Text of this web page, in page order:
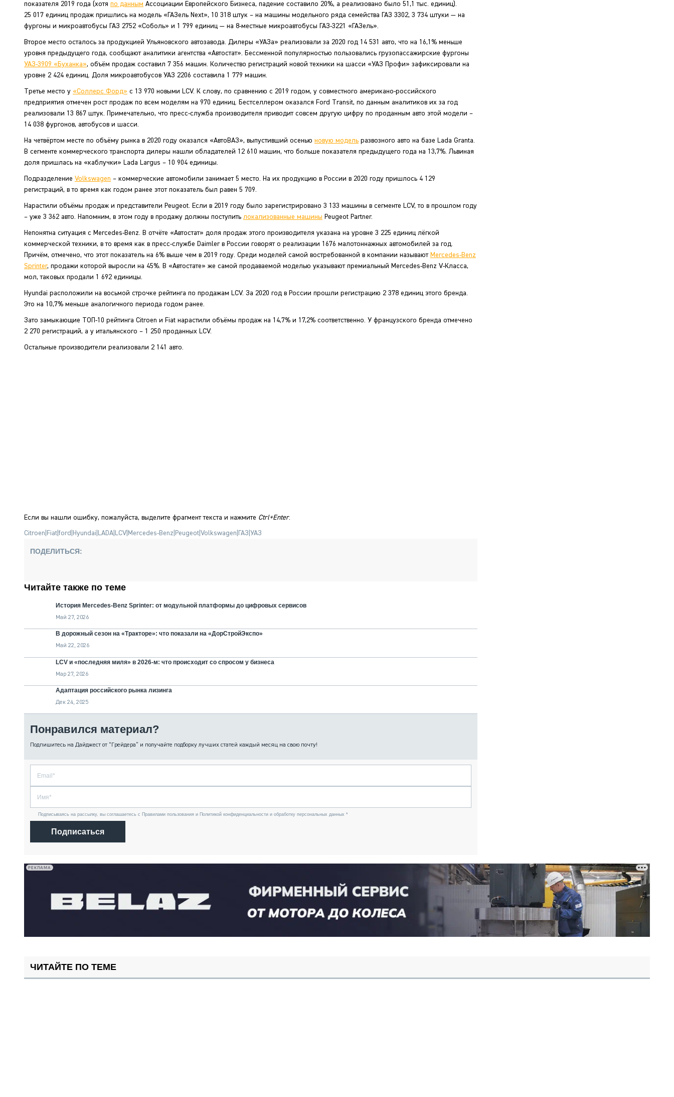
показателя 2019 года (хотя по данным Ассоциации Европейского Бизнеса, падение составило 20%, а реализовано было 51,1 тыс. единиц).
25 017 единиц продаж пришлись на модель «ГАЗель Next», 10 318 штук – на машины модельного ряда семейства ГАЗ 3302, 3 734 штуки — на
фургоны и микроавтобусы ГАЗ 2752 «Соболь» и 1 799 единиц — на 8-местные микроавтобусы ГАЗ-3221 «ГАЗель».
Второе место осталось за продукцией Ульяновского автозавода. Дилеры «УАЗа» реализовали за 2020 год 14 531 авто, что на 16,1% меньше
уровня предыдущего года, сообщают аналитики агентства «Автостат». Бессменной популярностью пользовались грузопассажирские фургоны
УАЗ-3909 «Буханка», объём продаж составил 7 356 машин. Количество регистраций новой техники на шасси «УАЗ Профи» зафиксировали на
уровне 2 424 единиц. Доля микроавтобусов УАЗ 2206 составила 1 779 машин.
Третье место у «Соллерс Форд» с 13 970 новыми LCV. К слову, по сравнению с 2019 годом, у совместного американо-российского
предприятия отмечен рост продаж по всем моделям на 970 единиц. Бестселлером оказался Ford Transit, по данным аналитиков их за год
реализовали 13 867 штук. Примечательно, что пресс-служба производителя приводит совсем другую цифру по проданным авто этой модели –
14 038 фургонов, автобусов и шасси.
На четвёртом месте по объёму рынка в 2020 году оказался «АвтоВАЗ», выпустивший осенью новую модель развозного авто на базе Lada Granta.
В сегменте коммерческого транспорта дилеры нашли обладателей 12 610 машин, что больше показателя предыдущего года на 13,7%. Львиная
доля пришлась на «каблучки» Lada Largus – 10 904 единицы.
Подразделение Volkswagen – коммерческие автомобили занимает 5 место. На их продукцию в России в 2020 году пришлось 4 129
регистраций, в то время как годом ранее этот показатель был равен 5 709.
Нарастили объёмы продаж и представители Peugeot. Если в 2019 году было зарегистрировано 3 133 машины в сегменте LCV, то в прошлом году
– уже 3 362 авто. Напомним, в этом году в продажу должны поступить локализованные машины Peugeot Partner.
Непонятна ситуация с Mercedes-Benz. В отчёте «Автостат» доля продаж этого производителя указана на уровне 3 225 единиц лёгкой
коммерческой техники, в то время как в пресс-службе Daimler в России говорят о реализации 1676 малотоннажных автомобилей за год.
Причём, отмечено, что этот показатель на 6% выше чем в 2019 году. Среди моделей самой востребованной в компании называют Mercedes-Benz
Sprinter, продажи которой выросли на 45%. В «Автостате» же самой продаваемой моделью указывают премиальный Mercedes-Benz V-Класса,
мол, таковых продали 1 692 единицы.
Hyundai расположили на восьмой строчке рейтинга по продажам LCV. За 2020 год в России прошли регистрацию 2 378 единиц этого бренда.
Это на 10,7% меньше аналогичного периода годом ранее.
Зато замыкающие ТОП-10 рейтинга Citroen и Fiat нарастили объёмы продаж на 14,7% и 17,2% соответственно. У французского бренда отмечено
2 270 регистраций, а у итальянского – 1 250 проданных LCV.
Остальные производители реализовали 2 141 авто.
Если вы нашли ошибку, пожалуйста, выделите фрагмент текста и нажмите Ctrl+Enter.
Citroen Fiat ford Hyundai LADA LCV Mercedes-Benz Peugeot Volkswagen ГАЗ УАЗ
ПОДЕЛИТЬСЯ:
Читайте также по теме
История Mercedes-Benz Sprinter: от модульной платформы до цифровых сервисов
Май 27, 2026
В дорожный сезон на «Тракторе»: что показали на «ДорСтройЭкспо»
Май 22, 2026
LCV и «последняя миля» в 2026-м: что происходит со спросом у бизнеса
Мар 27, 2026
Адаптация российского рынка лизинга
Дек 24, 2025
Понравился материал?
Подпишитесь на Дайджест от “Грейдера” и получайте подборку лучших статей каждый месяц на свою почту!
Подписываясь на рассылку, вы соглашаетесь с Правилами пользования и Политикой конфиденциальности и обработку персональных данных *
Подписаться
РЕКЛАМА
ЧИТАЙТЕ ПО ТЕМЕ